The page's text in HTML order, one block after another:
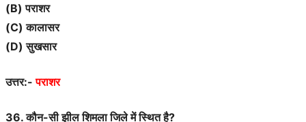
(B) पराशर
(C) कालासर
(D) सुखसार
उत्तर:- पराशर
36. कौन-सी झील शिमला जिले में स्थित है?